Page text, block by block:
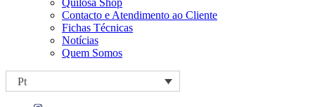
Quilosa Shop
Contacto e Atendimento ao Cliente
Fichas Técnicas
Notícias
Quem Somos
Pt